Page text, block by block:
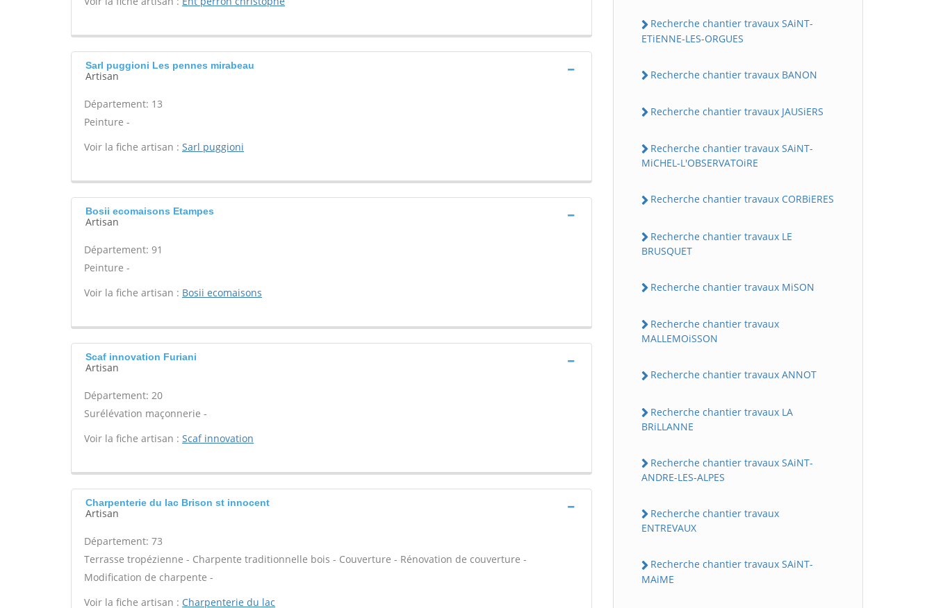
Sarl puggioni Les pennes mirabeau
Artisan
Département: 13
Peinture -
Voir la fiche artisan : Sarl puggioni
Bosii ecomaisons Etampes
Artisan
Département: 91
Peinture -
Voir la fiche artisan : Bosii ecomaisons
Scaf innovation Furiani
Artisan
Département: 20
Surélévation maçonnerie -
Voir la fiche artisan : Scaf innovation
Charpenterie du lac Brison st innocent
Artisan
Département: 73
Terrasse tropézienne - Charpente traditionnelle bois - Couverture - Rénovation de couverture -
Modification de charpente -
Voir la fiche artisan : Charpenterie du lac
Recherche chantier travaux SAiNT-
ETiENNE-LES-ORGUES
Recherche chantier travaux BANON
Recherche chantier travaux JAUSiERS
Recherche chantier travaux SAiNT-
MiCHEL-L'OBSERVATOiRE
Recherche chantier travaux CORBiERES
Recherche chantier travaux LE
BRUSQUET
Recherche chantier travaux MiSON
Recherche chantier travaux
MALLEMOiSSON
Recherche chantier travaux ANNOT
Recherche chantier travaux LA
BRiLLANNE
Recherche chantier travaux SAiNT-
ANDRE-LES-ALPES
Recherche chantier travaux
ENTREVAUX
Recherche chantier travaux SAiNT-
MAiME